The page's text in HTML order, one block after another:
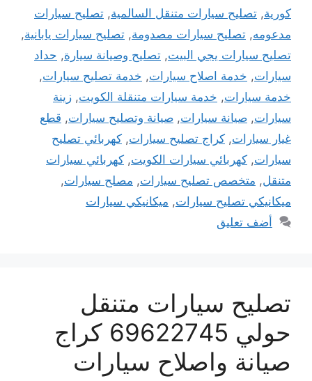
كورية, تصليح سيارات متنقل السالمية, تصليح سيارات
مدعومه, تصليح سيارات مصدومة, تصليح سيارات يابانية,
تصليح سيارات يجي البيت, تصليح وصيانة سيارة, حداد
سيارات, خدمة اصلاح سيارات, خدمة تصليح سيارات,
خدمة سيارات, خدمة سيارات متنقلة الكويت, زينة
سيارات, صيانة سيارات, صيانة وتصليح سيارات, قطع
غيار سيارات, كراج تصليح سيارات, كهربائي تصليح
سيارات, كهربائي سيارات الكويت, كهربائي سيارات
متنقل, متخصص تصليح سيارات, مصلح سيارات,
ميكانيكي تصليح سيارات, ميكانيكي سيارات
أضف تعليق
تصليح سيارات متنقل
حولي 69622745 كراج
صيانة واصلاح سيارات